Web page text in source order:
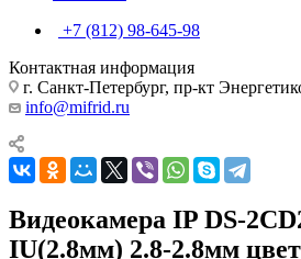
+7 (812) 98-645-98
Контактная информация
г. Санкт-Петербург, пр-кт
info@mifrid.ru
Видеокамера IP DS-
IU(2.8мм) 2.8-2.8мм